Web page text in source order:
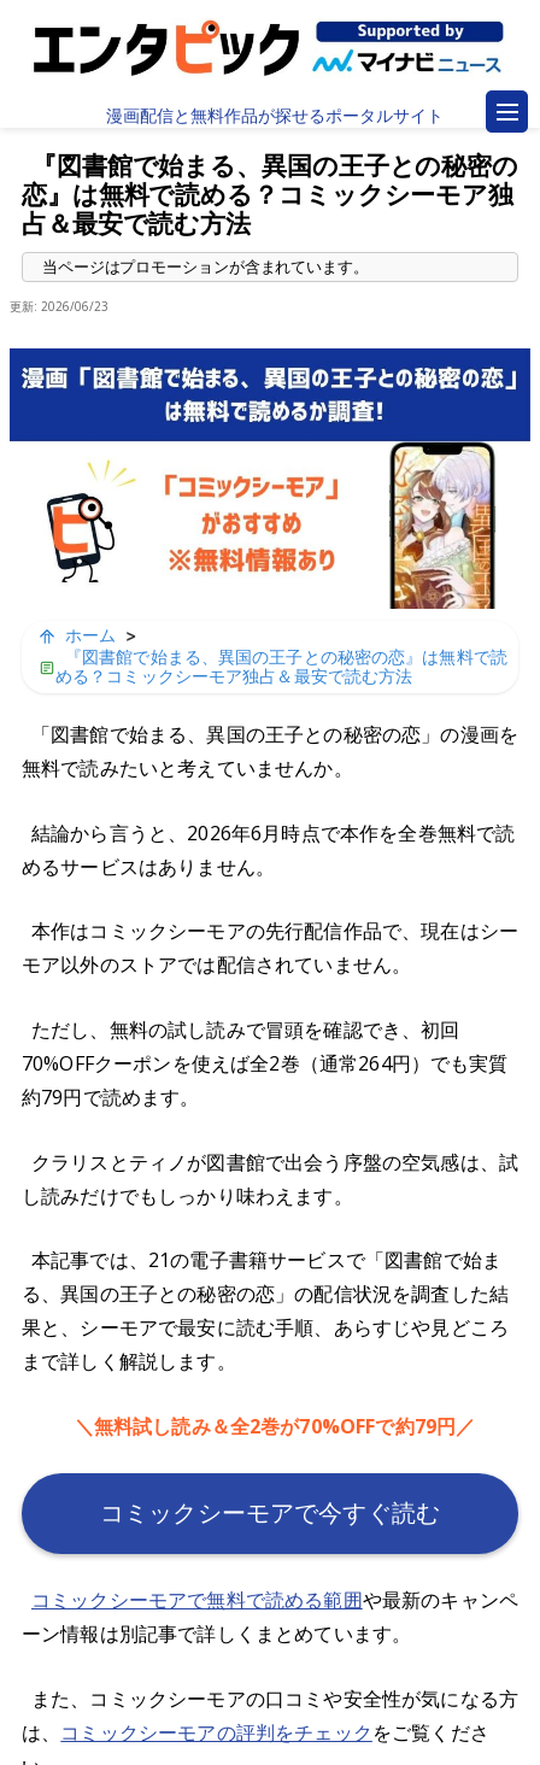
漫画配信と無料作品が探せるポータルサイト
『図書館で始まる、異国の王子との秘密の
恋』は無料で読める？コミックシーモア独
占＆最安で読む方法
更新: 2026/06/23
ホーム
>
『図書館で始まる、異国の王子との秘密の恋』は無料で読
める？コミックシーモア独占＆最安で読む方法
「図書館で始まる、異国の王子との秘密の恋」の漫画を
無料で読みたいと考えていませんか。
結論から言うと、2026年6月時点で本作を全巻無料で読
めるサービスはありません。
本作はコミックシーモアの先行配信作品で、現在はシー
モア以外のストアでは配信されていません。
ただし、無料の試し読みで冒頭を確認でき、初回
70%OFFクーポンを使えば全2巻（通常264円）でも実質
約79円で読めます。
クラリスとティノが図書館で出会う序盤の空気感は、試
し読みだけでもしっかり味わえます。
本記事では、21の電子書籍サービスで「図書館で始ま
る、異国の王子との秘密の恋」の配信状況を調査した結
果と、シーモアで最安に読む手順、あらすじや見どころ
まで詳しく解説します。
＼無料試し読み＆全2巻が70%OFFで約79円／
コミックシーモアで今すぐ読む
コミックシーモアで無料で読める範囲や最新のキャンペ
ーン情報は別記事で詳しくまとめています。
また、コミックシーモアの口コミや安全性が気になる方
は、 コミックシーモアの評判をチェック をご覧くださ